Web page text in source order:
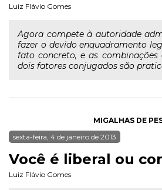
Luiz Flávio Gomes
Agora compete à autoridade
fazer o devido enquadramento
fato concreto, e as combinações
dois fatores conjugados são
MIGALHAS DE
sexta-feira, 4 de janeiro de 2013
Você é liberal ou
Luiz Flávio Gomes